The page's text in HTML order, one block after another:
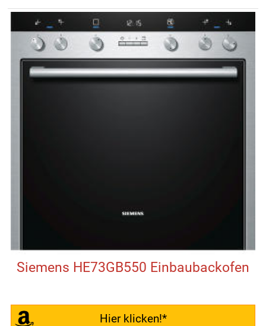
Siemens HE73GB550 Einbaubackofen
Hier klicken!*